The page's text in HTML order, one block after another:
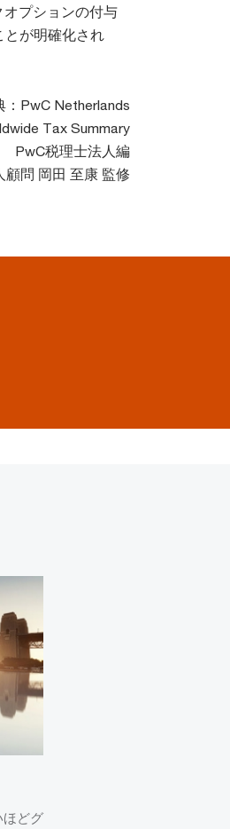
プションの付与
とが明確化され
：PwC Netherlands
Tax Summary
PwC税理士法人編
顧問 岡田 至康 監修
ほどグ